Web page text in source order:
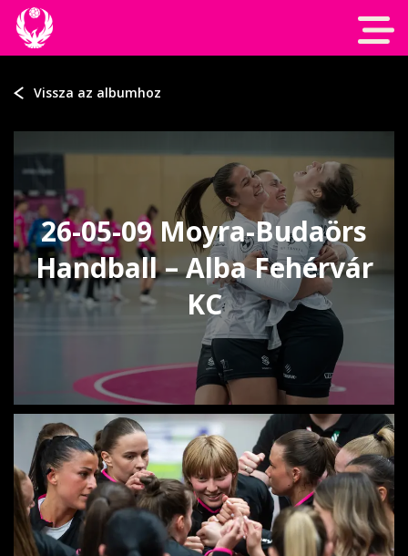
Vissza az albumhoz
26-05-09 Moyra-Budaörs
Handball – Alba Fehérvár
KC